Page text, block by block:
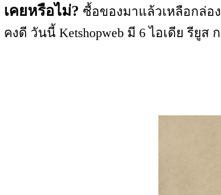
เคยหรือไม่? ซื้อของมาแล้วเหลือกล่อ
คงดี วันนี้ Ketshopweb มี 6 ไอเดีย รียู